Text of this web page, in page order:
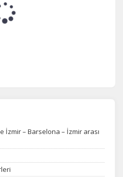
İzmir – Barselona – İzmir arası